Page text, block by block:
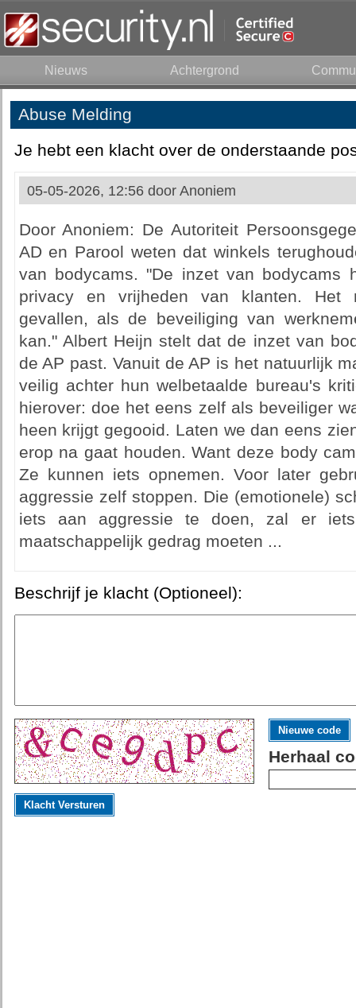
Nieuws Achtergrond
Abuse Melding
Je hebt een klacht over de onderstaande
05-05-2026, 12:56 door Anoniem
Door Anoniem: De Autoriteit
AD en Parool weten dat winkels
van bodycams. "De inzet van bodycams
privacy en vrijheden van klanten. Het
gevallen, als de beveiliging van
kan." Albert Heijn stelt dat de inzet van
de AP past. Vanuit de AP is het natuurlijk
veilig achter hun welbetaalde bureau's
hierover: doe het eens zelf als beveiliger
heen krijgt gegooid. Laten we dan eens
erop na gaat houden. Want deze body
Ze kunnen iets opnemen. Voor later
aggressie zelf stoppen. Die (emotionele)
iets aan aggressie te doen, zal er
maatschappelijk gedrag moeten ...
Beschrijf je klacht (Optioneel):
Nieuwe code
Herhaal
Klacht Versturen